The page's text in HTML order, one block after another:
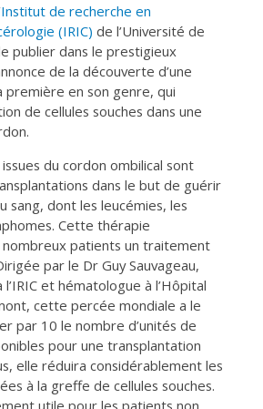
Institut de recherche en
(IRIC) de l’Université de
publier dans le prestigieux
de la découverte d’une
première en son genre, qui
de cellules souches dans une
du cordon ombilical sont
dans le but de guérir
sang, dont les leucémies, les
Cette thérapie
patients un traitement
par le Dr Guy Sauvageau,
et hématologue à l’Hôpital
cette percée mondiale a le
par 10 le nombre d’unités de
pour une transplantation
elle réduira considérablement les
à la greffe de cellules souches.
utile pour les patients non